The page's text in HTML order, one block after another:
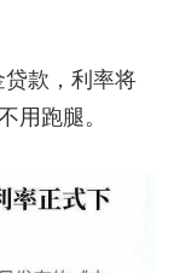
款，利率将
用跑腿。